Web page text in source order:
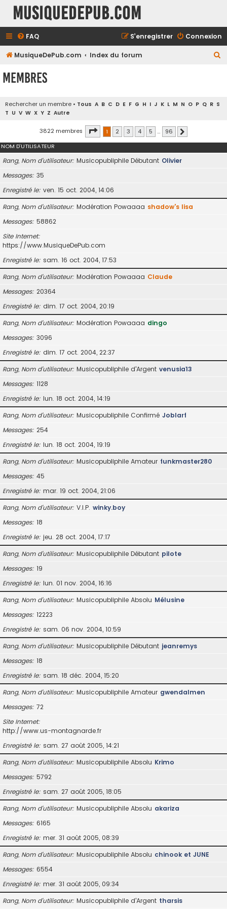
MusiqueDePub.com
FAQ Connexion
S’enregistrer
MusiqueDePub.com Index du forum
Membres
Rechercher un membre • Tous A B C D E F G H I J K L M N O P Q R S
T U V W X Y Z Autre
3822 membres Page 1sur96
1 2 3 4 5 … 96
NOM D’UTILISATEUR
Rang, Nom d’utilisateur Musicopubliphile Débutant Olivier
Messages 35
Enregistré le ven. 15 oct. 2004, 14:06
Rang, Nom d’utilisateur Modération Powaaaa shadow's lisa
Messages 58862
Site Internet
https://www.MusiqueDePub.com
Enregistré le sam. 16 oct. 2004, 17:53
Rang, Nom d’utilisateur Modération Powaaaa Claude
Messages 20364
Enregistré le dim. 17 oct. 2004, 20:19
Rang, Nom d’utilisateur Modération Powaaaa dingo
Messages 3096
Enregistré le dim. 17 oct. 2004, 22:37
Rang, Nom d’utilisateur Musicopubliphile d'Argent venusia13
Messages 1128
Enregistré le lun. 18 oct. 2004, 14:19
Rang, Nom d’utilisateur Musicopubliphile Confirmé Joblarf
Messages 254
Enregistré le lun. 18 oct. 2004, 19:19
Rang, Nom d’utilisateur Musicopubliphile Amateur funkmaster280
Messages 45
Enregistré le mar. 19 oct. 2004, 21:06
Rang, Nom d’utilisateur V.I.P. winky.boy
Messages 18
Enregistré le jeu. 28 oct. 2004, 17:17
Rang, Nom d’utilisateur Musicopubliphile Débutant pilote
Messages 19
Enregistré le lun. 01 nov. 2004, 16:16
Rang, Nom d’utilisateur Musicopubliphile Absolu Mélusine
Messages 12223
Enregistré le sam. 06 nov. 2004, 10:59
Rang, Nom d’utilisateur Musicopubliphile Débutant jeanremys
Messages 18
Enregistré le sam. 18 déc. 2004, 15:20
Rang, Nom d’utilisateur Musicopubliphile Amateur gwendalmen
Messages 72
Site Internet
http://www.us-montagnarde.fr
Enregistré le sam. 27 août 2005, 14:21
Rang, Nom d’utilisateur Musicopubliphile Absolu Krimo
Messages 5792
Enregistré le sam. 27 août 2005, 18:05
Rang, Nom d’utilisateur Musicopubliphile Absolu akariza
Messages 6165
Enregistré le mer. 31 août 2005, 08:39
Rang, Nom d’utilisateur Musicopubliphile Absolu chinook et JUNE
Messages 6554
Enregistré le mer. 31 août 2005, 09:34
Rang, Nom d’utilisateur Musicopubliphile d'Argent tharsis